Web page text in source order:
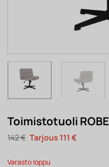
Toimistotuoli
142€ Alkuperäinen
hinta
142 €.
111 €Nykyinen
Varasto loppu